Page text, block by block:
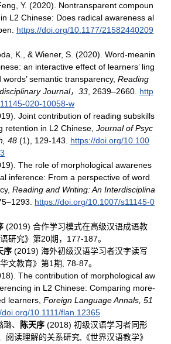
Y. (2020). Nontransparent compoun
L2 Chinese: Does radical awareness al
https://doi.org/10.1177/21582440209
K., & Wiener, S. (2020). Word-meanin
an interactive effect of learners’ ling
semantic transparency,Reading
Journal，33, 2639–2660. http
020-10058-w
Joint contribution of reading subskills
retention in L2 Chinese, Journal of Psyc
48 (1), 129-143. https://doi.org/10.100
The role of morphological awarenes
inference: From a perspective of word
Reading and Writing: An Interdisciplina
https://doi.org/10.1007/s11145-0
(2019) 合作学习模式在高级汉语成语教
研究》第20期，177-187。
序 (2019) 海外初级汉语学习者汉字读写
文教育》第1期, 78-87。
The contribution of morphological aw
in L2 Chinese: Comparing more-
learners,Foreign Language Annals, 51
doi.org/10.1111/flan.12365
、
陈天序 (2018) 初级汉语学习者同形
阅读理解的关系研究,《世界汉语教学》